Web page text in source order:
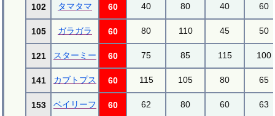
102 タマタマ 60 40 80 40 60
105 ガラガラ 60 80 110 45 50
121 スターミー 60 75 85 115 100
141 カブトプス 60 115 105 80 65
153 ベイリーフ 60 62 80 60 63